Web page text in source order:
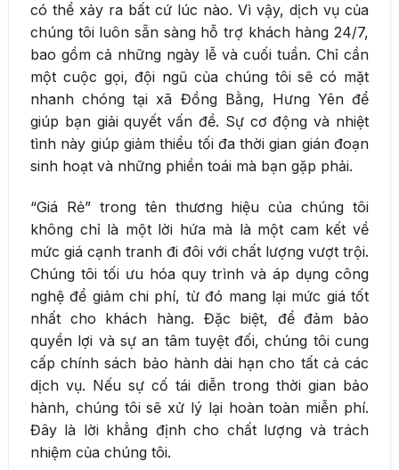
có thể xảy ra bất cứ lúc nào. Vì vậy, dịch vụ của
chúng tôi luôn sẵn sàng hỗ trợ khách hàng 24/7,
bao gồm cả những ngày lễ và cuối tuần. Chỉ cần
một cuộc gọi, đội ngũ của chúng tôi sẽ có mặt
nhanh chóng tại xã Đồng Bằng, Hưng Yên để
giúp bạn giải quyết vấn đề. Sự cơ động và nhiệt
tình này giúp giảm thiểu tối đa thời gian gián đoạn
sinh hoạt và những phiền toái mà bạn gặp phải.
“Giá Rẻ” trong tên thương hiệu của chúng tôi
không chỉ là một lời hứa mà là một cam kết về
mức giá cạnh tranh đi đôi với chất lượng vượt trội.
Chúng tôi tối ưu hóa quy trình và áp dụng công
nghệ để giảm chi phí, từ đó mang lại mức giá tốt
nhất cho khách hàng. Đặc biệt, để đảm bảo
quyền lợi và sự an tâm tuyệt đối, chúng tôi cung
cấp chính sách bảo hành dài hạn cho tất cả các
dịch vụ. Nếu sự cố tái diễn trong thời gian bảo
hành, chúng tôi sẽ xử lý lại hoàn toàn miễn phí.
Đây là lời khẳng định cho chất lượng và trách
nhiệm của chúng tôi.